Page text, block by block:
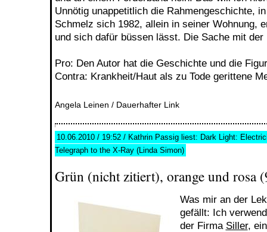
Unnötig unappetitlich die Rahmengeschichte,
Schmelz sich 1982, allein in seiner Wohnung,
und sich dafür büssen lässt. Die Sache mit der
Pro: Den Autor hat die Geschichte und die
Contra: Krankheit/Haut als zu Tode gerittene
Angela Leinen / Dauerhafter Link
10.06.2010 / 19:52 / Kathrin Passig liest: Dark Light:
Telegraph to the X-Ray (Linda Simon)
Grün (nicht zitiert), orange und rosa
Was mir an der
gefällt: Ich
der Firma Siller,